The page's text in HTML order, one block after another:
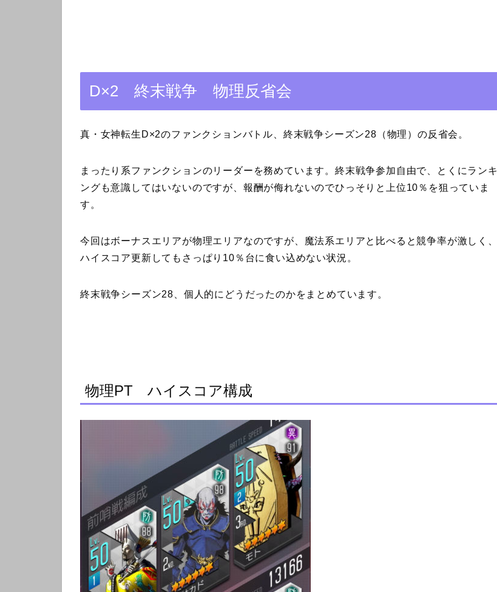
D×2 終末戦争 物理反省会
真・女神転生D×2のファンクションバトル、終末戦争シーズン28（物理）の反省会。
まったり系ファンクションのリーダーを務めています。終末戦争参加自由で、とくにランキ
ングも意識してはいないのですが、報酬が侮れないのでひっそりと上位10％を狙っていま
す。
今回はボーナスエリアが物理エリアなのですが、魔法系エリアと比べると競争率が激しく、
ハイスコア更新してもさっぱり10％台に食い込めない状況。
終末戦争シーズン28、個人的にどうだったのかをまとめています。
物理PT ハイスコア構成